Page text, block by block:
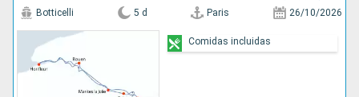
Botticelli 5 d Paris 26/10/2026
Comidas incluidas